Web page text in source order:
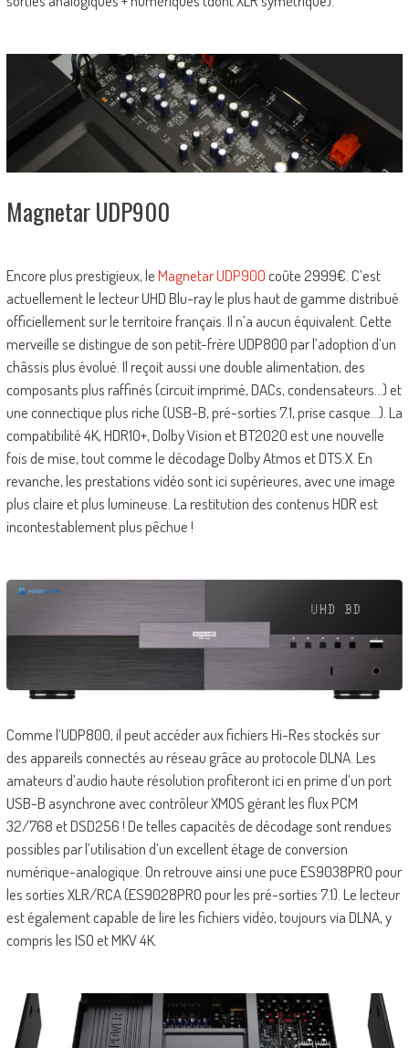
Magnetar UDP900
Encore plus prestigieux, leMagnetar UDP900coûte 2999€. C’est
actuellement le lecteur UHD Blu-ray le plus haut de gamme distribué
officiellement sur le territoire français. Il n’a aucun équivalent. Cette
merveille se distingue de son petit-frère UDP800 par l’adoption d’un
châssis plus évolué. Il reçoit aussi une double alimentation, des
composants plus raffinés (circuit imprimé, DACs, condensateurs…) et
une connectique plus riche (USB-B, pré-sorties 7.1, prise casque…). La
compatibilité 4K, HDR10+, Dolby Vision et BT2020 est une nouvelle
fois de mise, tout comme le décodage Dolby Atmos et DTS:X. En
revanche, les prestations vidéo sont ici supérieures, avec une image
plus claire et plus lumineuse. La restitution des contenus HDR est
incontestablement plus pêchue !
Comme l’UDP800, il peut accéder aux fichiers Hi-Res stockés sur
des appareils connectés au réseau grâce au protocole DLNA. Les
amateurs d’audio haute résolution profiteront ici en prime d’un port
USB-B asynchrone avec contrôleur XMOS gérant les flux PCM
32/768 et DSD256 ! De telles capacités de décodage sont rendues
possibles par l’utilisation d’un excellent étage de conversion
numérique-analogique. On retrouve ainsi une puce ES9038PRO pour
les sorties XLR/RCA (ES9028PRO pour les pré-sorties 7.1). Le lecteur
est également capable de lire les fichiers vidéo, toujours via DLNA, y
compris les ISO et MKV 4K.